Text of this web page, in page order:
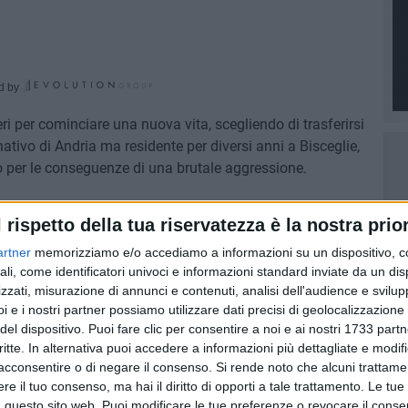
rispetto della tua riservatezza è la nostra
memorizziamo e/o accediamo a informazioni su un dispositivo,
come identificatori univoci e informazioni standard inviate da un
misurazione di annunci e contenuti, analisi dell'audience e
e i nostri partner possiamo utilizzare dati precisi di
dispositivo. Puoi fare clic per consentire a noi e ai nostri 1733
In alternativa puoi accedere a informazioni più dettagliate e
o di negare il consenso. Si rende noto che alcuni
il tuo consenso, ma hai il diritto di opporti a tale trattamento. Le
by
per cominciare una nuova vita, scegliendo di trasferirsi
di Andria ma residente per diversi anni a Bisceglie,
le conseguenze di una brutale aggressione.
la sua abitazione di Salvador, in Brasile
con un machete. Secondo quanto trapelato i
persino le dita di una mano. L'allarme è stato
i familiari dell'uomo, a quanto pare già vittima di
8 AGOSTO 2026
Festa Patronale, il programma